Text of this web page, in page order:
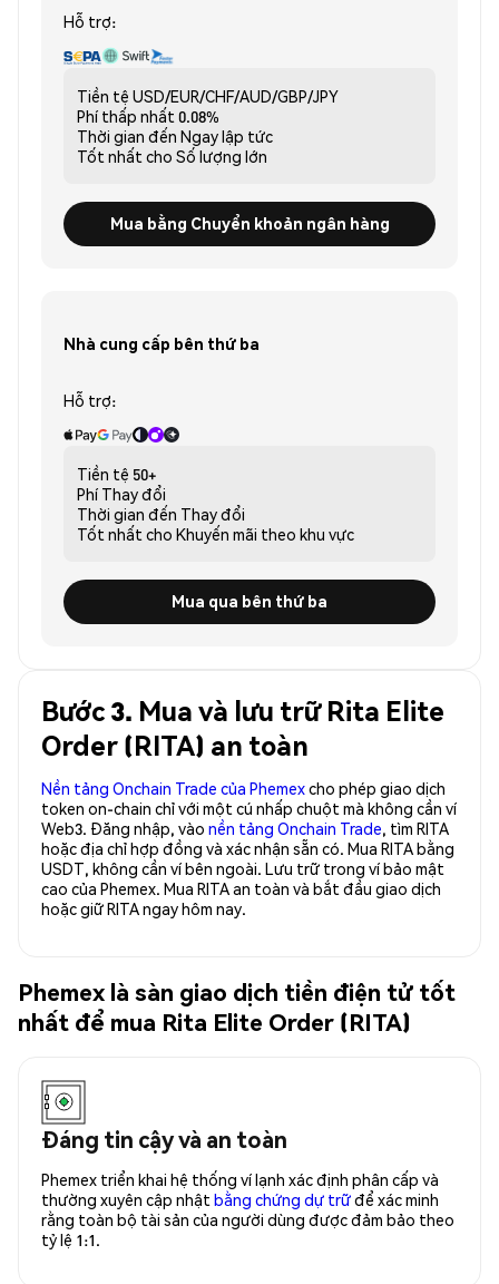
Hỗ trợ:
Tiền tệ USD/EUR/CHF/AUD/GBP/JPY
Phí thấp nhất 0.08%
Thời gian đến Ngay lập tức
Tốt nhất cho Số lượng lớn
Mua bằng Chuyển khoản ngân hàng
Nhà cung cấp bên thứ ba
Hỗ trợ:
Tiền tệ 50+
Phí Thay đổi
Thời gian đến Thay đổi
Tốt nhất cho Khuyến mãi theo khu vực
Mua qua bên thứ ba
Bước 3. Mua và lưu trữ Rita Elite
Order (RITA) an toàn
Nền tảng Onchain Trade của Phemexcho phép giao dịch
token on-chain chỉ với một cú nhấp chuột mà không cần ví
Web3. Đăng nhập, vào nền tảng Onchain Trade, tìm RITA
hoặc địa chỉ hợp đồng và xác nhận sẵn có. Mua RITA bằng
USDT, không cần ví bên ngoài. Lưu trữ trong ví bảo mật
cao của Phemex. Mua RITA an toàn và bắt đầu giao dịch
hoặc giữ RITA ngay hôm nay.
Phemex là sàn giao dịch tiền điện tử tốt
nhất để mua Rita Elite Order (RITA)
Đáng tin cậy và an toàn
Phemex triển khai hệ thống ví lạnh xác định phân cấp và
thường xuyên cập nhật bằng chứng dự trữđể xác minh
rằng toàn bộ tài sản của người dùng được đảm bảo theo
tỷ lệ 1:1.